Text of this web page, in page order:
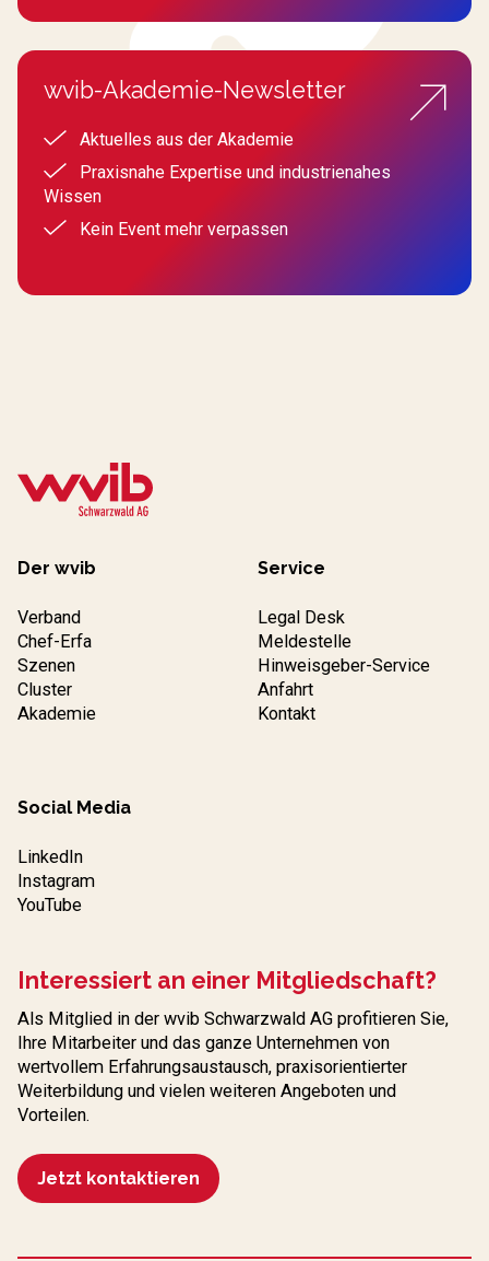
wvib-Akademie-Newsletter
Aktuelles aus der Akademie
Praxisnahe Expertise und industrienahes
Wissen
Kein Event mehr verpassen
Der wvib
Verband
Chef-Erfa
Szenen
Cluster
Akademie
Service
Legal Desk
Meldestelle
Hinweisgeber-Service
Anfahrt
Kontakt
Social Media
LinkedIn
Instagram
YouTube
Interessiert an einer Mitgliedschaft?
Als Mitglied in der wvib Schwarzwald AG profitieren Sie,
Ihre Mitarbeiter und das ganze Unternehmen von
wertvollem Erfahrungs­austausch, praxisorientierter
Weiterbildung und vielen weiteren Angeboten und
Vorteilen.
Jetzt kontaktieren